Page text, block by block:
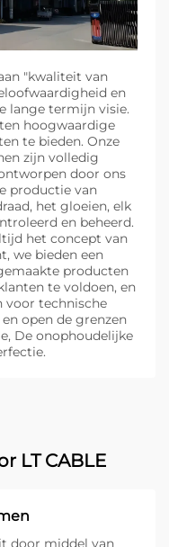
"kwaliteit van
en
lange termijn visie.
hoogwaardige
te bieden. Onze
zijn volledig
door ons
productie van
het gloeien, elk
en beheerd.
het concept van
we bieden een
producten
te voldoen, en
voor technische
open de grenzen
De onophoudelijke
LT CABLE
door middel van